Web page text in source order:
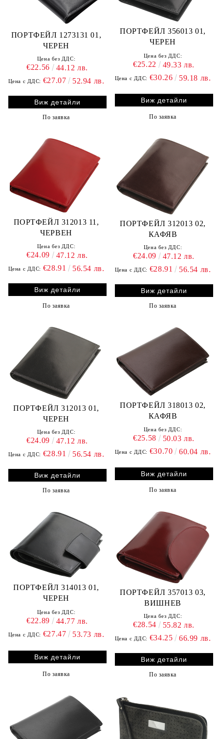
ПОРТФЕЙЛ 1273131 01,
ЧЕРЕН
Цена без ДДС:
€22.56 44.12 лв.
Цена с ДДС: €27.07 52.94 лв.
Виж детайли
По заявка
ПОРТФЕЙЛ 356013 01,
ЧЕРЕН
Цена без ДДС:
€25.22 49.33 лв.
Цена с ДДС: €30.26 59.18 лв.
Виж детайли
По заявка
ПОРТФЕЙЛ 312013 11,
ЧЕРВЕН
Цена без ДДС:
€24.09 47.12 лв.
Цена с ДДС: €28.91 56.54 лв.
Виж детайли
По заявка
ПОРТФЕЙЛ 312013 02,
КАФЯВ
Цена без ДДС:
€24.09 47.12 лв.
Цена с ДДС: €28.91 56.54 лв.
Виж детайли
По заявка
ПОРТФЕЙЛ 312013 01,
ЧЕРЕН
Цена без ДДС:
€24.09 47.12 лв.
Цена с ДДС: €28.91 56.54 лв.
Виж детайли
По заявка
ПОРТФЕЙЛ 318013 02,
КАФЯВ
Цена без ДДС:
€25.58 50.03 лв.
Цена с ДДС: €30.70 60.04 лв.
Виж детайли
По заявка
ПОРТФЕЙЛ 314013 01,
ЧЕРЕН
Цена без ДДС:
€22.89 44.77 лв.
Цена с ДДС: €27.47 53.73 лв.
Виж детайли
По заявка
ПОРТФЕЙЛ 357013 03,
ВИШНЕВ
Цена без ДДС:
€28.54 55.82 лв.
Цена с ДДС: €34.25 66.99 лв.
Виж детайли
По заявка